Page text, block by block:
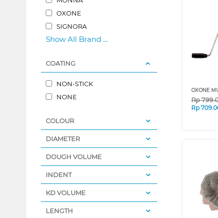
OXONE
SIGNORA
Show All Brand ...
COATING
NON-STICK
NONE
COLOUR
DIAMETER
DOUGH VOLUME
INDENT
KD VOLUME
LENGTH
OXONE
Rp
Rp